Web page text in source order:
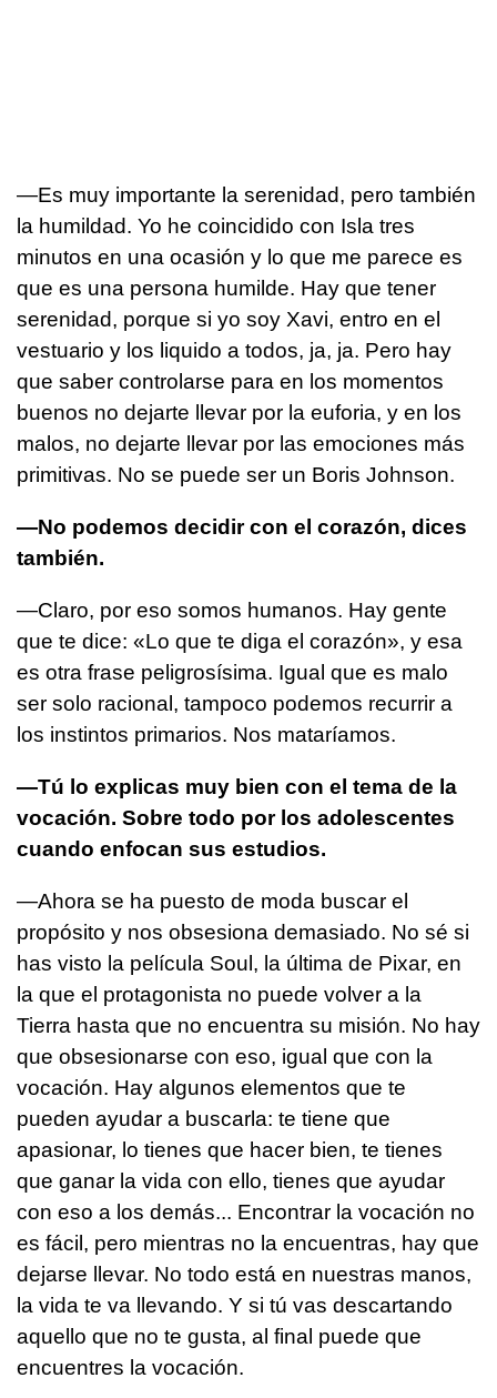
—Es muy importante la serenidad, pero también
la humildad. Yo he coincidido con Isla tres
minutos en una ocasión y lo que me parece es
que es una persona humilde. Hay que tener
serenidad, porque si yo soy Xavi, entro en el
vestuario y los liquido a todos, ja, ja. Pero hay
que saber controlarse para en los momentos
buenos no dejarte llevar por la euforia, y en los
malos, no dejarte llevar por las emociones más
primitivas. No se puede ser un Boris Johnson.
—No podemos decidir con el corazón, dices
también.
—Claro, por eso somos humanos. Hay gente
que te dice: «Lo que te diga el corazón», y esa
es otra frase peligrosísima. Igual que es malo
ser solo racional, tampoco podemos recurrir a
los instintos primarios. Nos mataríamos.
—Tú lo explicas muy bien con el tema de la
vocación. Sobre todo por los adolescentes
cuando enfocan sus estudios.
—Ahora se ha puesto de moda buscar el
propósito y nos obsesiona demasiado. No sé si
has visto la película Soul, la última de Pixar, en
la que el protagonista no puede volver a la
Tierra hasta que no encuentra su misión. No hay
que obsesionarse con eso, igual que con la
vocación. Hay algunos elementos que te
pueden ayudar a buscarla: te tiene que
apasionar, lo tienes que hacer bien, te tienes
que ganar la vida con ello, tienes que ayudar
con eso a los demás... Encontrar la vocación no
es fácil, pero mientras no la encuentras, hay que
dejarse llevar. No todo está en nuestras manos,
la vida te va llevando. Y si tú vas descartando
aquello que no te gusta, al final puede que
encuentres la vocación.